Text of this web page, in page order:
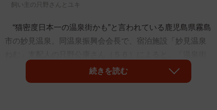
飼い主の只野さんとユキ
“猫密度日本一の温泉街かも”と言われている鹿児島県霧島
市の妙見温泉。同温泉振興会会長で、宿泊施設「妙見温泉
では７施設で計１７匹の猫が飼われている」という。この
２月にリニューアルオープンした同館では、長毛でオッド
続きを読む